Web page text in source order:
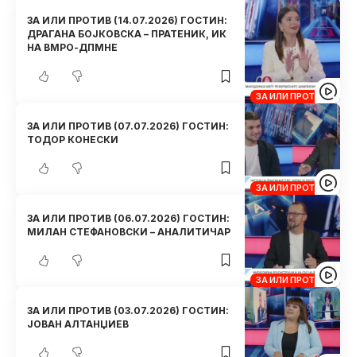
ЗА ИЛИ ПРОТИВ
ЗА ИЛИ ПРОТИВ (14.07.2026) ГОСТИН:
ДРАГАНА БОЈКОВСКА – ПРАТЕНИК, ИК
НА ВМРО-ДПМНЕ
ЗА ИЛИ ПРОТИВ
ЗА ИЛИ ПРОТИВ (07.07.2026) ГОСТИН:
ТОДОР КОНЕСКИ
ЗА ИЛИ ПРОТИВ
ЗА ИЛИ ПРОТИВ (06.07.2026) ГОСТИН:
МИЛАН СТЕФАНОВСКИ – АНАЛИТИЧАР
ЗА ИЛИ ПРОТИВ (03.07.2026) ГОСТИН:
ЈОВАН АЛТАНЏИЕВ